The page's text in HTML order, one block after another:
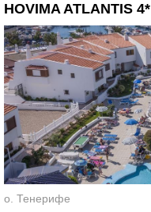
HOVIMA ATLANTIS 4*
о. Тенерифе